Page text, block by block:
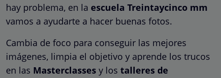
hay problema, en la escuela Treintaycinco mm
vamos a ayudarte a hacer buenas fotos.
Cambia de foco para conseguir las mejores
imágenes, limpia el objetivo y aprende los trucos
en las Masterclasses y los talleres de